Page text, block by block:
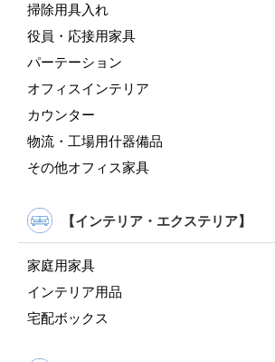
掃除用具入れ
役員・応接用家具
パーテーション
オフィスインテリア
カウンター
物流・工場用什器備品
その他オフィス家具
【インテリア・エクステリア】
家庭用家具
インテリア用品
宅配ボックス